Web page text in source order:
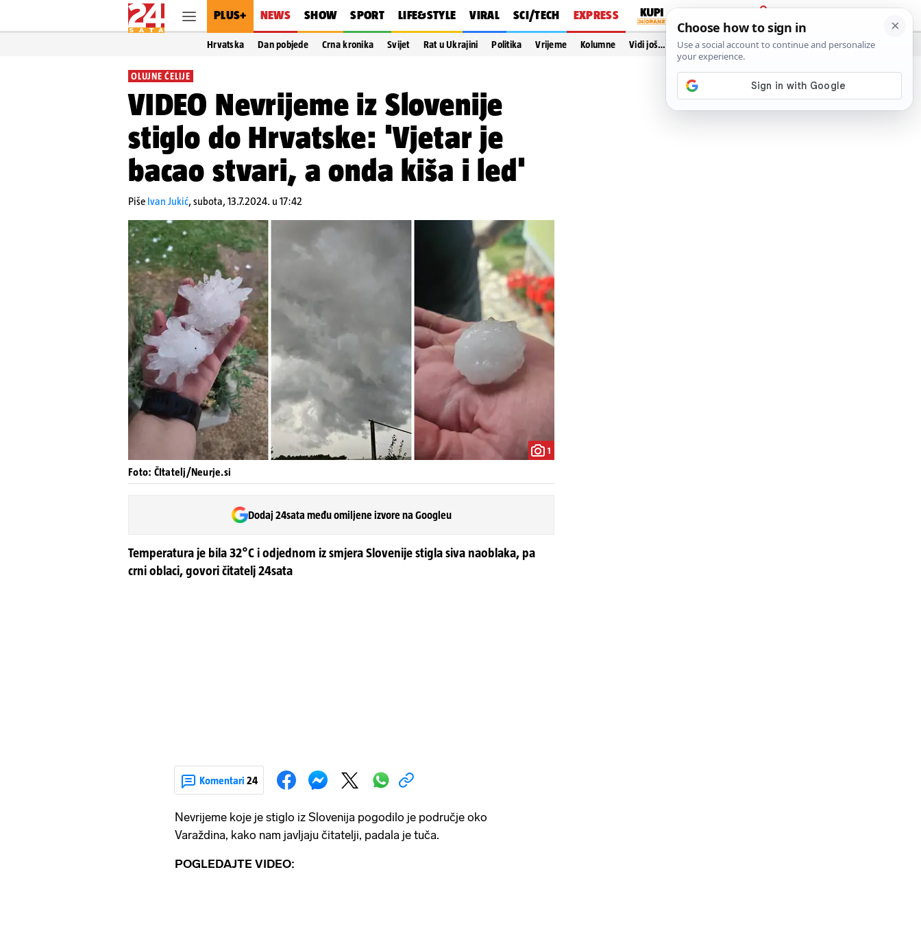
PLUS+ NEWS SHOW SPORT LIFE&STYLE VIRAL SCI/TECH EXPRESS
PRIJAVA
Hrvatska Dan pobjede Crna kronika Svijet Rat u Ukrajini Politika Vrijeme Kolumne Vidi još…
OLUJNE ĆELIJE
VIDEO Nevrijeme iz Slovenije
stiglo do Hrvatske: 'Vjetar je
bacao stvari, a onda kiša i led'
Piše Ivan Jukić,subota, 13.7.2024. u 17:42
1
Foto: ČItatelj/Neurje.si
Dodaj 24sata među omiljene izvore na Googleu
Temperatura je bila 32°C i odjednom iz smjera Slovenije stigla siva naoblaka, pa
crni oblaci, govori čitatelj 24sata
Komentari 24
Nevrijeme koje je stiglo iz Slovenija pogodilo je područje oko
Varaždina, kako nam javljaju čitatelji, padala je tuča.
POGLEDAJTE VIDEO: